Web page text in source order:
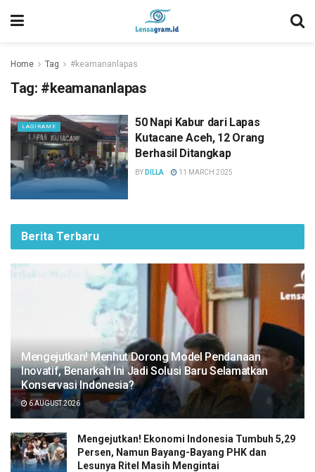
Home Tag #keamananlapas
Tag: #keamananlapas
LAGIRAME
50 Napi Kabur dari Lapas
Kutacane Aceh, 12 Orang
Berhasil Ditangkap
BY DILLA 11 MARCH 2025
Berita Terbaru
Mengejutkan! Menhut Dorong Model Pendanaan
Inovatif, Benarkah Ini Jadi Solusi Baru Selamatkan
Konservasi Indonesia?
6 AUGUST 2026
Mengejutkan! Ekonomi Indonesia Tumbuh 5,29
Persen, Namun Bayang-Bayang PHK dan
Lesunya Ritel Masih Mengintai